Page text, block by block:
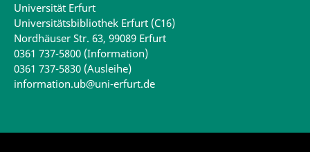
Universität Erfurt
Universitätsbibliothek Erfurt (C16)
Nordhäuser Str. 63, 99089 Erfurt
0361 737-5800 (Information)
0361 737-5830 (Ausleihe)
information.ub@uni-erfurt.de